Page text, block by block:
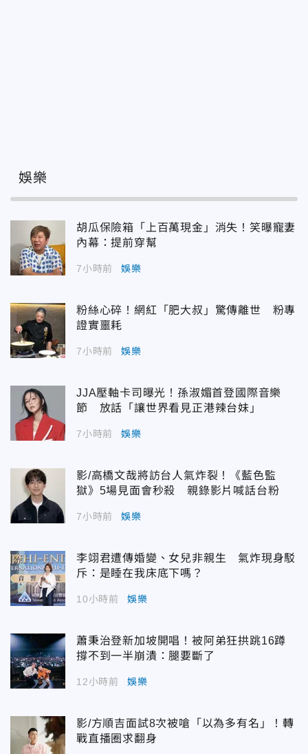
娛樂
胡瓜保險箱「上百萬現金」消失！笑曝寵妻
內幕：提前穿幫
7小時前 娛樂
粉絲心碎！網紅「肥大叔」驚傳離世 粉專
證實噩耗
7小時前 娛樂
JJA壓軸卡司曝光！孫淑媚首登國際音樂
節 放話「讓世界看見正港辣台妹」
7小時前 娛樂
影/高橋文哉將訪台人氣炸裂！《藍色監
獄》5場見面會秒殺 親錄影片喊話台粉
7小時前 娛樂
李翊君遭傳婚變、女兒非親生 氣炸現身駁
斥：是睡在我床底下嗎？
10小時前 娛樂
蕭秉治登新加坡開唱！被阿弟狂拱跳16蹲
撐不到一半崩潰：腿要斷了
12小時前 娛樂
影/方順吉面試8次被嗆「以為多有名」！轉
戰直播圈求翻身